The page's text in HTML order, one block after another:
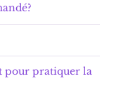
pour pratiquer la